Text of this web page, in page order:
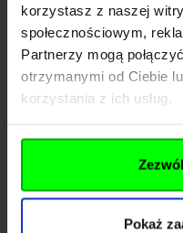
korzystasz z naszej
społecznościowym,
Partnerzy mogą
otrzymanymi od Ciebie
korzystania z ich usług.
Pokaż
Adres
Kod pocztowy
Miasto